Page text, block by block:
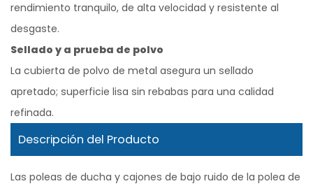
rendimiento tranquilo, de alta velocidad y resistente al
desgaste.
Sellado y a prueba de polvo
La cubierta de polvo de metal asegura un sellado
apretado; superficie lisa sin rebabas para una calidad
refinada.
Descripción del Producto
Las poleas de ducha y cajones de bajo ruido de la polea de